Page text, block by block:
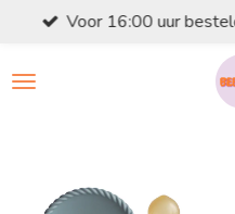
naar
Voor 16:00 uur